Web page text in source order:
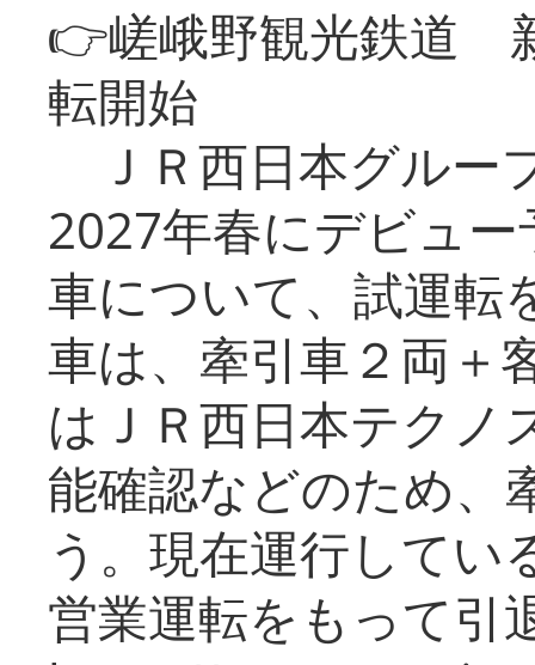
👉嵯峨野観光鉄道
転開始
ＪＲ西日本グルー
2027年春にデビュ
車について、試運転
車は、牽引車２両＋
はＪＲ西日本テクノ
能確認などのため、
う。現在運行してい
営業運転をもって引